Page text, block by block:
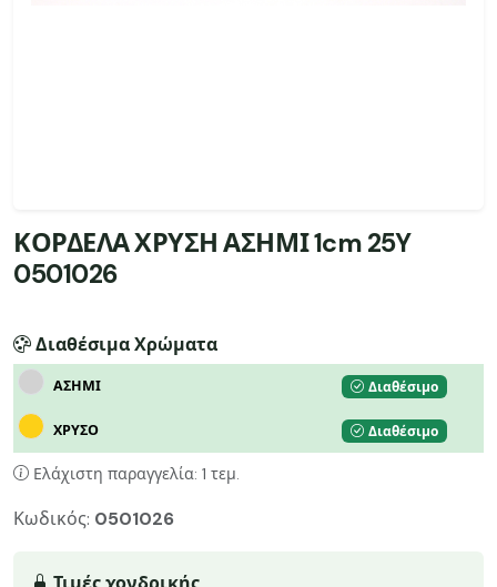
ΚΟΡΔΕΛΑ ΧΡΥΣΗ ΑΣΗΜΙ 1cm 25Y
0501026
Διαθέσιμα Χρώματα
ΑΣΗΜΙ Διαθέσιμο
ΧΡΥΣΟ Διαθέσιμο
Ελάχιστη παραγγελία: 1 τεμ.
Κωδικός: 0501026